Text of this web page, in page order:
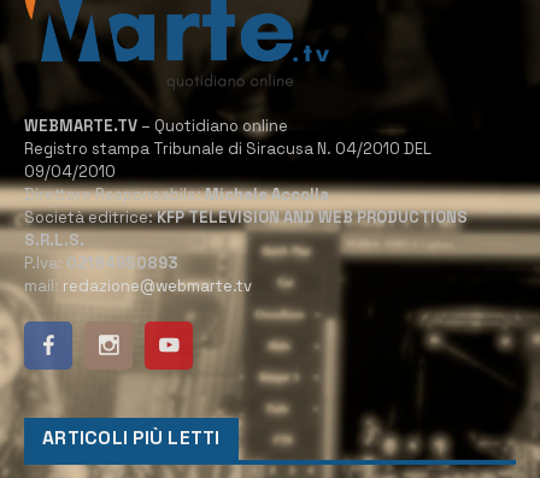
WEBMARTE.TV – Quotidiano online
Registro stampa Tribunale di Siracusa N. 04/2010 DEL
09/04/2010
Direttore Responsabile:Michele Accolla
Società editrice:KFP TELEVISION AND WEB PRODUCTIONS
S.R.L.S.
P.Iva: 02184950893
mail: redazione@webmarte.tv
ARTICOLI PIÙ LETTI